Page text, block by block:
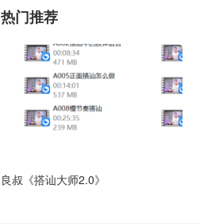
热门推荐
良叔《搭讪大师2.0》